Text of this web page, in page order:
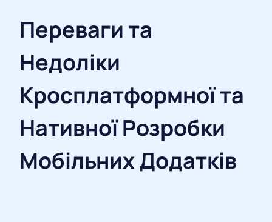
Переваги та
Недоліки
Кросплатформної та
Нативної Розробки
Мобільних Додатків